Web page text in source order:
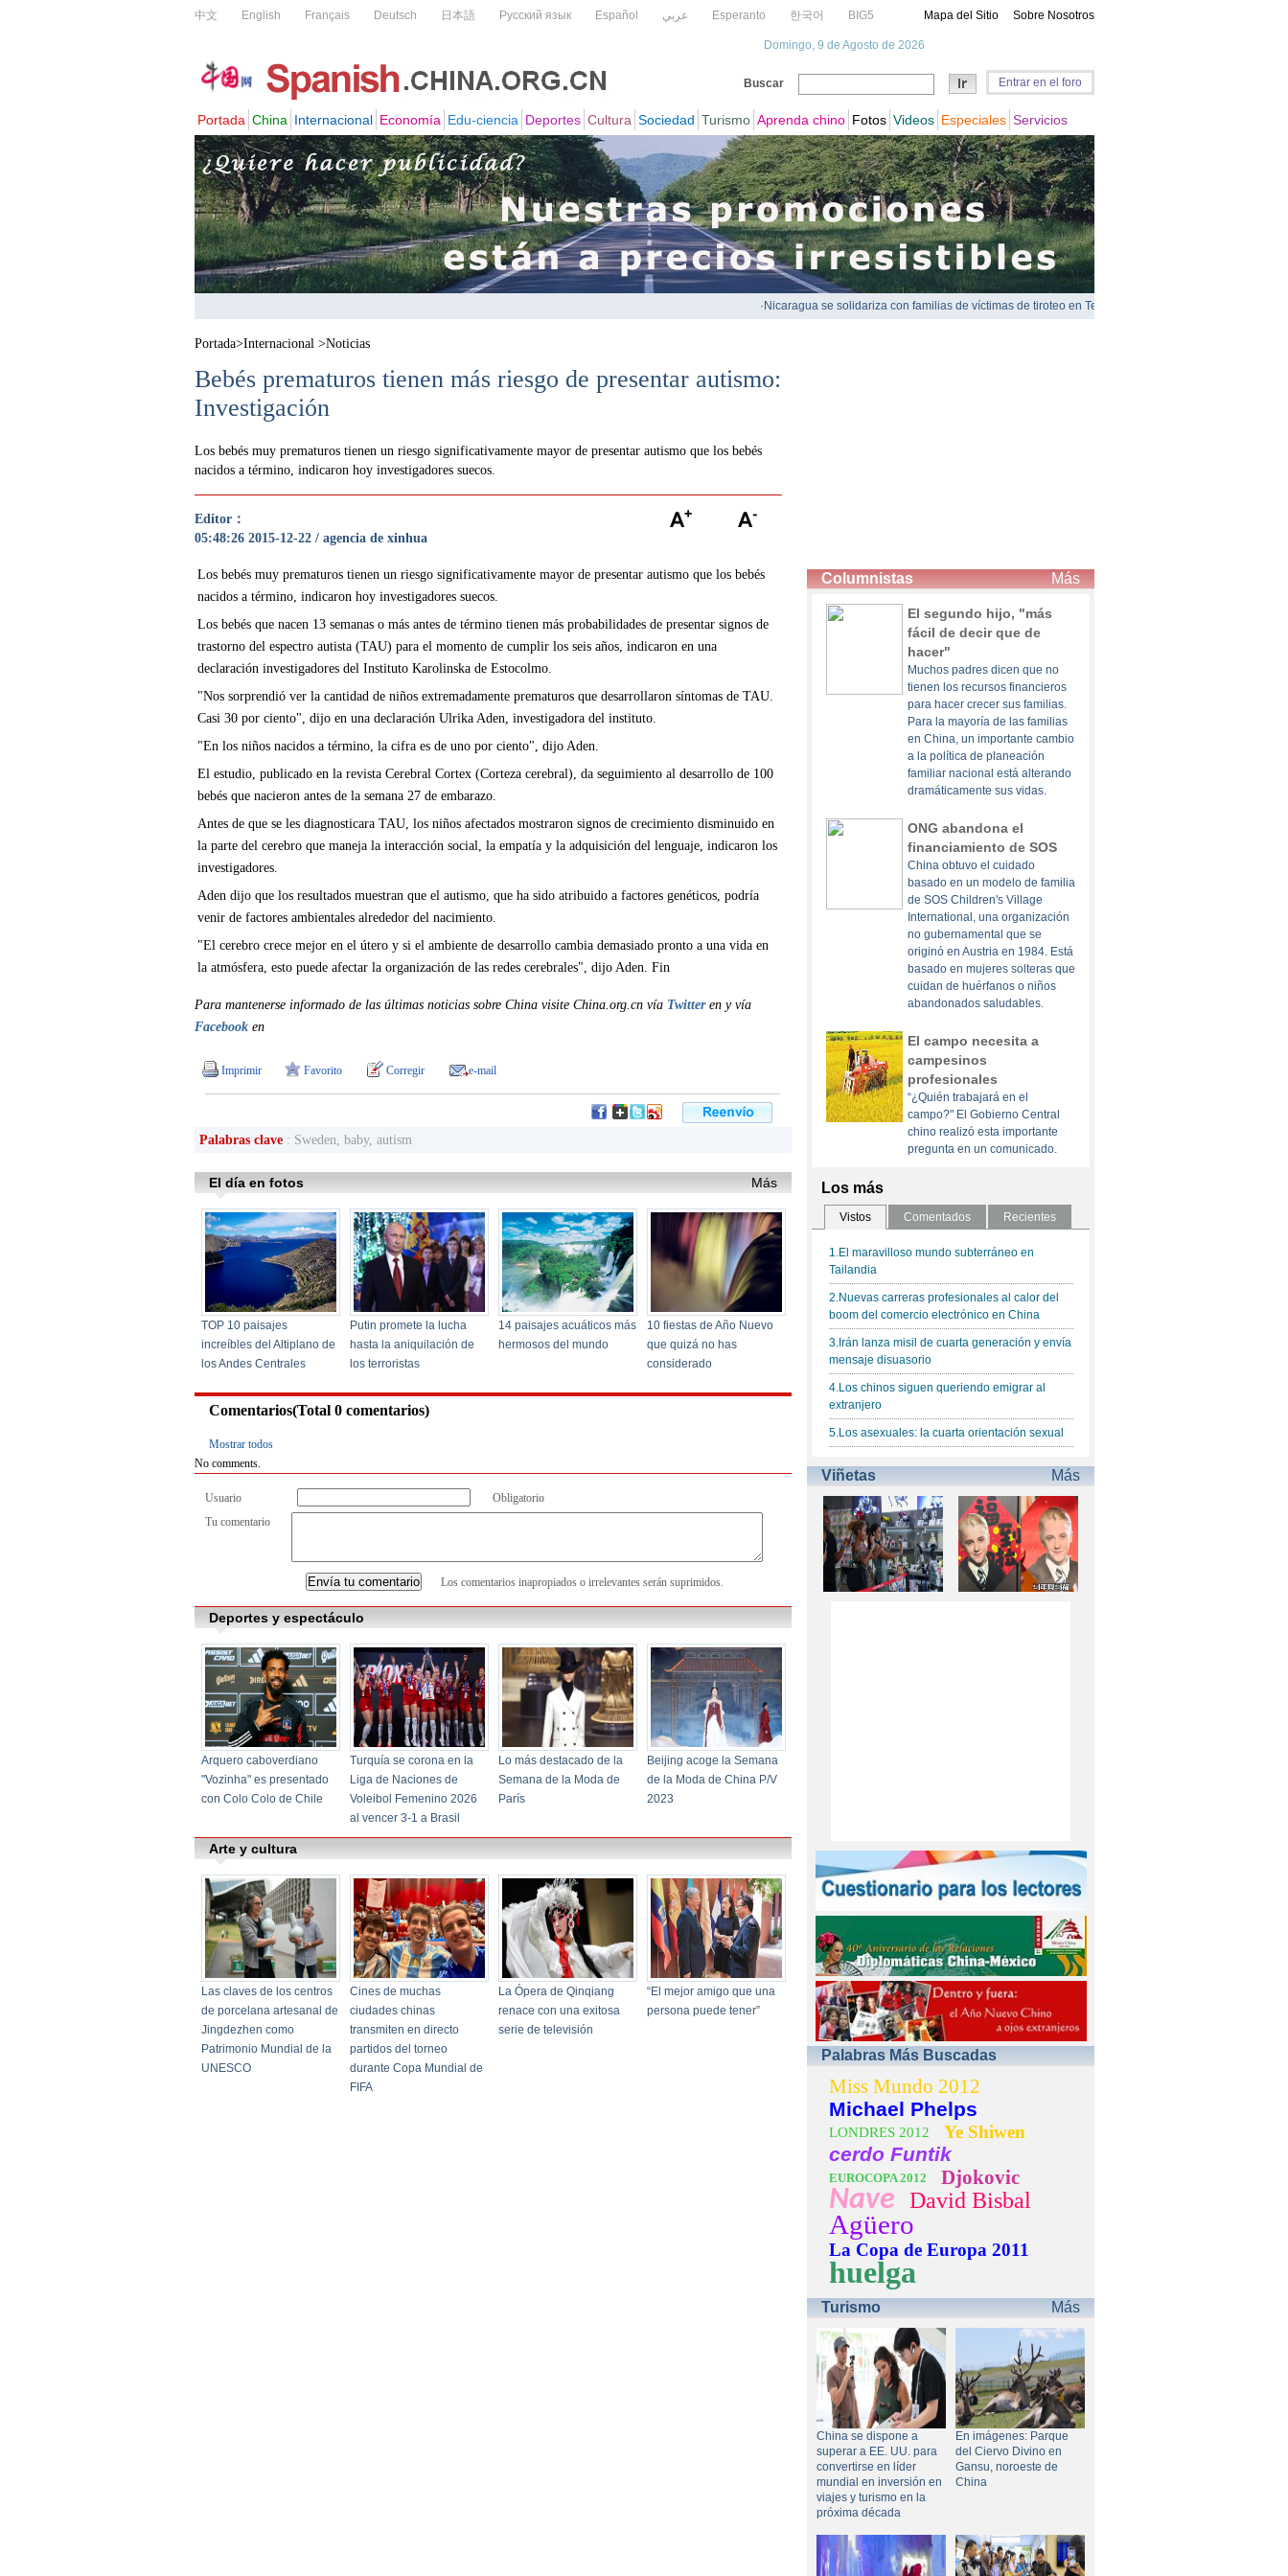
Portada>Internacional >Noticias
Bebés prematuros tienen más riesgo de presentar autismo:
Investigación
Los bebés muy prematuros tienen un riesgo significativamente mayor de presentar autismo que los bebés
nacidos a término, indicaron hoy investigadores suecos.
Editor：
05:48:26 2015-12-22 / agencia de xinhua
Los bebés muy prematuros tienen un riesgo significativamente mayor de presentar autismo que los bebés
nacidos a término, indicaron hoy investigadores suecos.
Los bebés que nacen 13 semanas o más antes de término tienen más probabilidades de presentar signos de
trastorno del espectro autista (TAU) para el momento de cumplir los seis años, indicaron en una
declaración investigadores del Instituto Karolinska de Estocolmo.
"Nos sorprendió ver la cantidad de niños extremadamente prematuros que desarrollaron síntomas de TAU.
Casi 30 por ciento", dijo en una declaración Ulrika Aden, investigadora del instituto.
"En los niños nacidos a término, la cifra es de uno por ciento", dijo Aden.
El estudio, publicado en la revista Cerebral Cortex (Corteza cerebral), da seguimiento al desarrollo de 100
bebés que nacieron antes de la semana 27 de embarazo.
Antes de que se les diagnosticara TAU, los niños afectados mostraron signos de crecimiento disminuido en
la parte del cerebro que maneja la interacción social, la empatía y la adquisición del lenguaje, indicaron los
investigadores.
Aden dijo que los resultados muestran que el autismo, que ha sido atribuido a factores genéticos, podría
venir de factores ambientales alrededor del nacimiento.
"El cerebro crece mejor en el útero y si el ambiente de desarrollo cambia demasiado pronto a una vida en
la atmósfera, esto puede afectar la organización de las redes cerebrales", dijo Aden. Fin
Para mantenerse informado de las últimas noticias sobre China visite China.org.cn vía Twitteren y vía
Facebooken
Imprimir Favorito Corregir e-mail
Palabras clave: Sweden, baby, autism
Comentarios(Total 0comentarios)
Mostrar todos
No comments.
Usuario
Obligatorio
Tu comentario
Los comentarios inapropiados o irrelevantes serán suprimidos.